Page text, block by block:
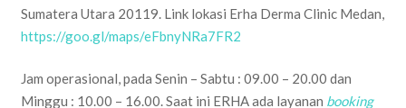
Sumatera Utara 20119. Link lokasi Erha Derma Clinic Medan,
https://goo.gl/maps/eFbnyNRa7FR2
Jam operasional, pada Senin – Sabtu : 09.00 – 20.00 dan
Minggu : 10.00 – 16.00. Saat ini ERHA ada layanan booking